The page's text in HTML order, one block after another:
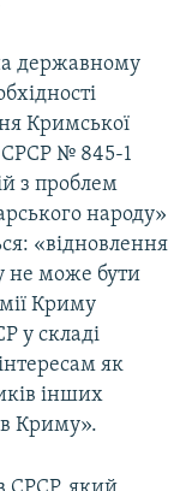
державному
Кримської
СРСР № 845-1
з проблем
народу»
«відновлення
не може бути
Криму
у складі
як
інших
в Криму».